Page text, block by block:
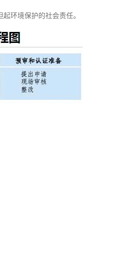
环境保护的社会责任。